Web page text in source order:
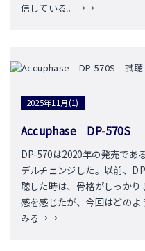
信している。→→
2025年11月(1)
Accuphase DP-570S
DP-570は2020年の発売であ
デルチェンジした。以前、
聴した時は、骨格がしっか
感を感じたが、今回はどの
みる→→